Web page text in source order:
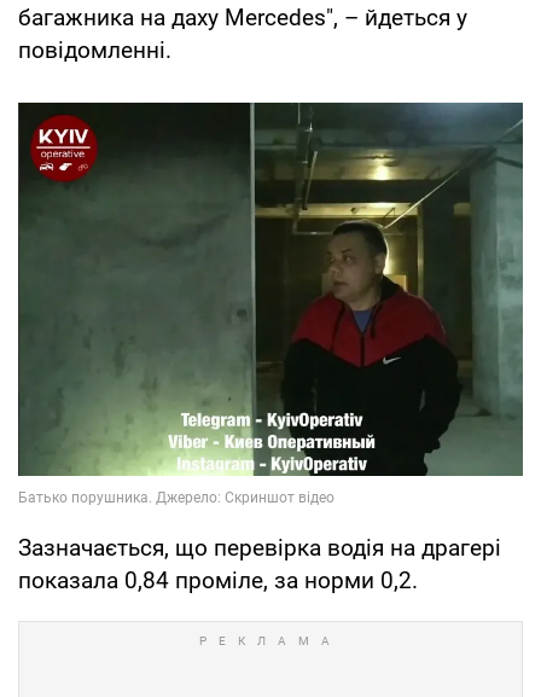
багажника на даху Mercedes", – йдеться у
повідомленні.
Зазначається, що перевірка водія на драгері
показала 0,84 проміле, за норми 0,2.